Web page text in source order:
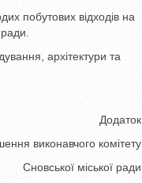
побутових відходів на
архітектури та
Додаток
виконавчого комітету
Сновської міської ради